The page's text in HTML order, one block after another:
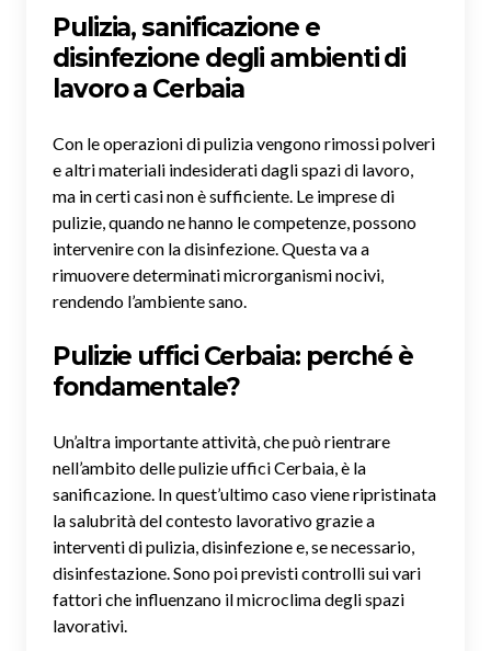
Pulizia, sanificazione e
disinfezione degli ambienti di
lavoro a Cerbaia
Con le operazioni di pulizia vengono rimossi polveri
e altri materiali indesiderati dagli spazi di lavoro,
ma in certi casi non è sufficiente. Le imprese di
pulizie, quando ne hanno le competenze, possono
intervenire con la disinfezione. Questa va a
rimuovere determinati microrganismi nocivi,
rendendo l’ambiente sano.
Pulizie uffici Cerbaia: perché è
fondamentale?
Un’altra importante attività, che può rientrare
nell’ambito delle pulizie uffici Cerbaia, è la
sanificazione. In quest’ultimo caso viene ripristinata
la salubrità del contesto lavorativo grazie a
interventi di pulizia, disinfezione e, se necessario,
disinfestazione. Sono poi previsti controlli sui vari
fattori che influenzano il microclima degli spazi
lavorativi.